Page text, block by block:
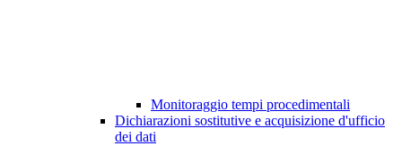
Monitoraggio tempi procedimentali
Dichiarazioni sostitutive e acquisizione d'ufficio
dei dati